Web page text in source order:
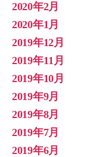
2020年2月
2020年1月
2019年12月
2019年11月
2019年10月
2019年9月
2019年8月
2019年7月
2019年6月